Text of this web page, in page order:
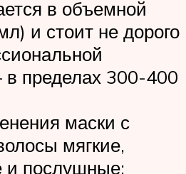
в объемной
и стоит не дорого
в пределах 300-400
маски с
мягкие,
и послушные;